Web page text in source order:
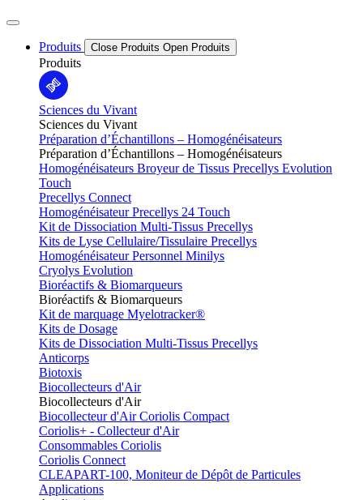
Produits Close Produits Open Produits
Produits
Sciences du Vivant
Sciences du Vivant
Préparation d’Échantillons – Homogénéisateurs
Préparation d’Échantillons – Homogénéisateurs
Homogénéisateurs Broyeur de Tissus Precellys Evolution
Touch
Precellys Connect
Homogénéisateur Precellys 24 Touch
Kit de Dissociation Multi-Tissus Precellys
Kits de Lyse Cellulaire/Tissulaire Precellys
Homogénéisateur Personnel Minilys
Cryolys Evolution
Bioréactifs & Biomarqueurs
Bioréactifs & Biomarqueurs
Kit de marquage Myelotracker®
Kits de Dosage
Kits de Dissociation Multi-Tissus Precellys
Anticorps
Biotoxis
Biocollecteurs d'Air
Biocollecteurs d'Air
Biocollecteur d'Air Coriolis Compact
Coriolis+ - Collecteur d'Air
Consommables Coriolis
Coriolis Connect
CLEAPART-100, Moniteur de Dépôt de Particules
Applications